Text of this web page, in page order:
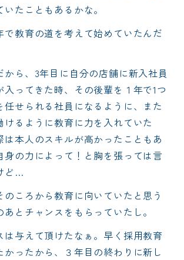
たこともあるかな。
で教育の道を考えて始めていたんだ
から、3年目に自分の店舗に新入社員
入ってきた時、その後輩を１年で1つ
任せられる社員になるように、また
けるように教育に力を入れていた
は本人のスキルが高かったこともあ
身の力によって！と胸を張っては言
ど…
のころから教育に向いていたと思う
あとチャンスをもらっていたし。
は与えて頂けたなぁ。早く採用教育
かったから、３年目の終わりに新し